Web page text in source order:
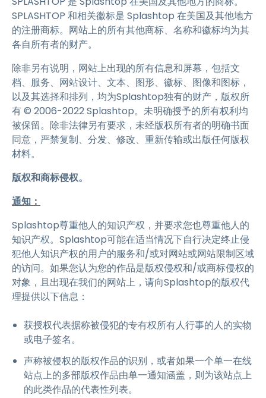
SPLASHTOP 和相关徽标是 Splashtop 在美国及其他地方
的注册商标。网站上的所有其他商标、名称和徽标均为其
各自所有者的财产。
除非另有说明，网站上出现的所有信息和屏幕，包括文
档、服务、网站设计、文本、图形、徽标、图像和图标，
以及其选择和排列，均为Splashtop独有的财产，版权所
有 © 2006-2022 Splashtop。未明确授予的所有权利均
被保留。除非法律另有要求，未经版权所有者的明确书面
同意，严禁复制、分发、修改、重新传输或出版任何版权
材料。
版权和商标侵权。
通知：
Splashtop尊重他人的知识产权，并要求您也尊重他人的
知识产权。Splashtop可能在适当情况下自行决定终止侵
犯他人知识产权的用户的服务和/或对网站或网站限制区域
的访问。如果您认为您的作品是版权侵权和/或商标侵权的
对象，且出现在我们的网站上，请向Splashtop的版权代
理提供以下信息：
获授权代表据称被侵犯的专有权所有人行事的人的实物
或电子签名。
声称被侵权的版权作品的识别，或者如果一个单一在线
站点上的多部版权作品由单一通知涵盖，则为该站点上
的此类作品的代表性列表。